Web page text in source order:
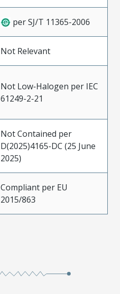
per SJ/T 11365-2006
Not Relevant
Not Low-Halogen per IEC
61249-2-21
Not Contained per
D(2025)4165-DC (25 June
2025)
Compliant per EU
2015/863